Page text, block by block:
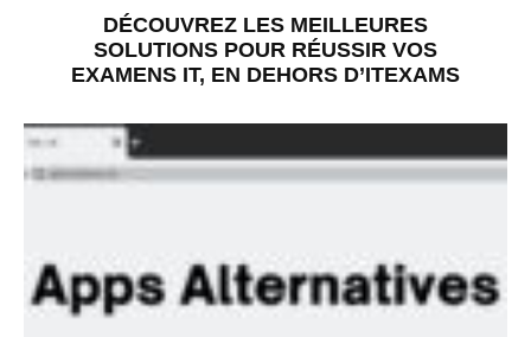
DÉCOUVREZ LES MEILLEURES
SOLUTIONS POUR RÉUSSIR VOS
EXAMENS IT, EN DEHORS D’ITEXAMS